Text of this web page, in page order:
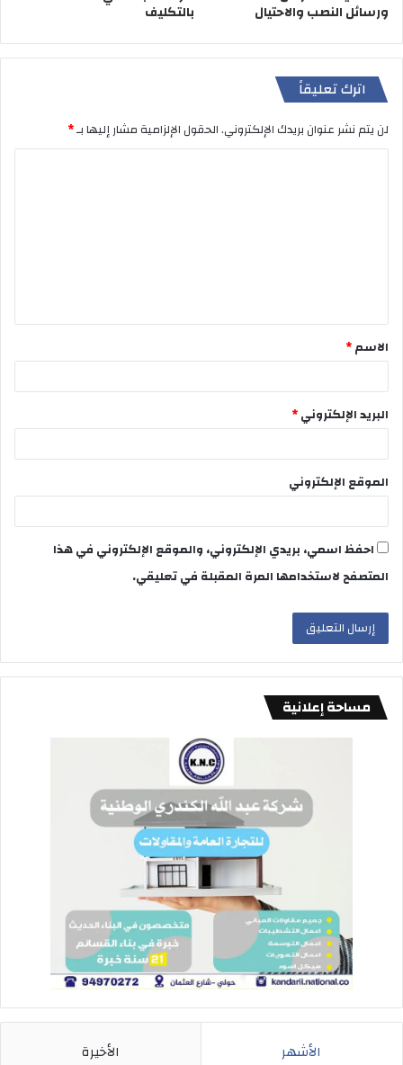
ورسائل النصب والاحتيال بالتكليف
اترك تعليقاً
لن يتم نشر عنوان بريدك الإلكتروني.الحقول الإلزامية مشار إليها بـ*
ق
*
الاسم*
البريد الإلكتروني*
الموقع الإلكتروني
احفظ اسمي، بريدي الإلكتروني، والموقع الإلكتروني في هذا
المتصفح لاستخدامها المرة المقبلة في تعليقي.
مساحة إعلانية
الأشهر الأخيرة